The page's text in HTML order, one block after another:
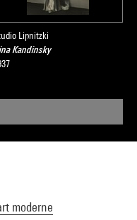
Lipnitzki
Kandinsky
moderne